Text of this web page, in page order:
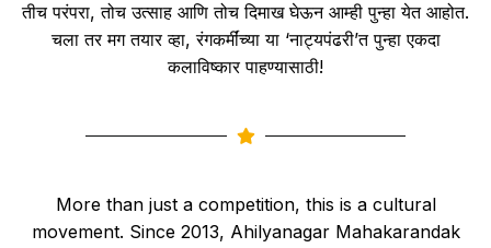
तीच परंपरा, तोच उत्साह आणि तोच दिमाख घेऊन आम्ही पुन्हा येत आहोत.
चला तर मग तयार व्हा, रंगकर्मींच्या या ‘नाट्यपंढरी’त पुन्हा एकदा
कलाविष्कार पाहण्यासाठी!
More than just a competition, this is a cultural
movement. Since 2013, Ahilyanagar Mahakarandak